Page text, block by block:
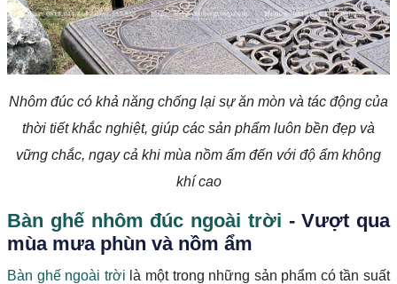
Nhôm đúc có khả năng chống lại sự ăn mòn và tác động của
thời tiết khắc nghiệt, giúp các sản phẩm luôn bền đẹp và
vững chắc, ngay cả khi mùa nồm ẩm đến với độ ẩm không
khí cao
Bàn ghế nhôm đúc ngoài trời - Vượt qua
mùa mưa phùn và nồm ẩm
Bàn ghế ngoài trời là một trong những sản phẩm có tần suất